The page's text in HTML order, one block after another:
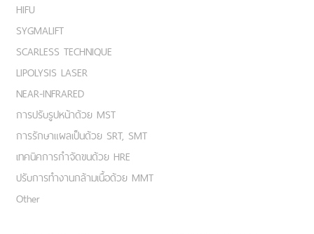
HIFU
SYGMALIFT
SCARLESS TECHNIQUE
LIPOLYSIS LASER
NEAR-INFRARED
การปรับรูปหน้าด้วย MST
การรักษาแผลเป็นด้วย SRT, SMT
เทคนิคการกำจัดขนด้วย HRE
ปรับการทำงานกล้ามเนื้อด้วย MMT
Other